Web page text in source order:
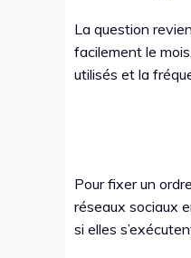
La question
facilement le
utilisés et la
Pour fixer un
réseaux sociaux
si elles